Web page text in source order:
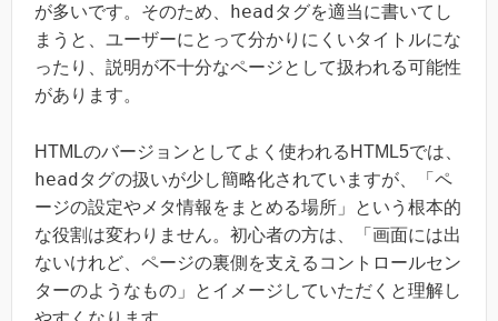
が多いです。そのため、
head タグを適当に書いてし
まうと、ユーザーにとって分かりにくいタイトルにな
ったり、説明が不十分なページとして扱われる可能性
があります。
HTMLのバージョンとしてよく使われるHTML5では、
headタグの扱いが少し簡略化されていますが、「ペ
ージの設定やメタ情報をまとめる場所」という根本的
な役割は変わりません。初心者の方は、「画面には出
ないけれど、ページの裏側を支えるコントロールセン
ターのようなもの」とイメージしていただくと理解し